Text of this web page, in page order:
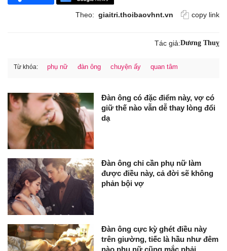
Theo: giaitri.thoibaovhnt.vn copy link
Tác giả:Dương Thuỵ
Từ khóa: phụ nữ đàn ông chuyện ấy quan tâm
Đàn ông có đặc điểm này, vợ có
giữ thế nào vẫn dễ thay lòng đổi
dạ
Đàn ông chỉ cần phụ nữ làm
được điều này, cả đời sẽ không
phản bội vợ
Đàn ông cực kỳ ghét điều này
trên giường, tiếc là hầu như đêm
nào phụ nữ cũng mắc phải